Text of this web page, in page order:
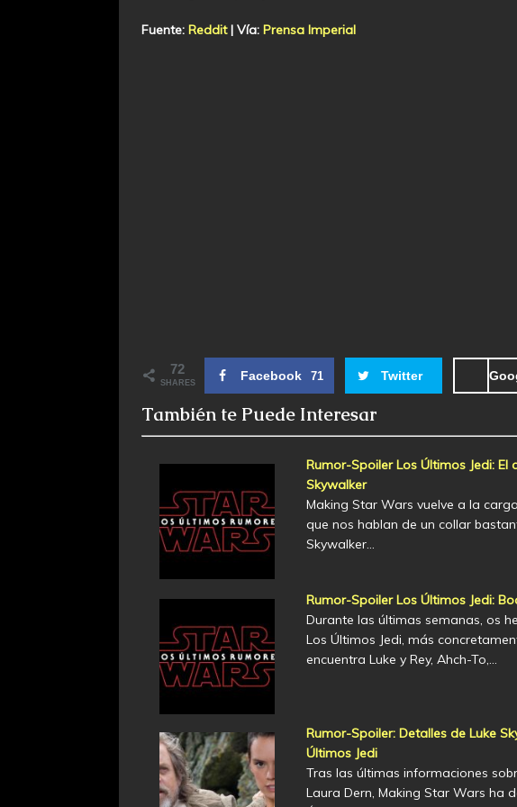
Fuente: Reddit| Vía: Prensa Imperial
72
SHARES Facebook 71 Twitter
También te Puede Interesar
Rumor-Spoiler Los Últimos Jedi: El
Skywalker
Making Star Wars vuelve a la
que nos hablan de un collar
Skywalker…
Rumor-Spoiler Los Últimos Jedi:
Durante las últimas semanas, os
Los Últimos Jedi, más
encuentra Luke y Rey, Ahch-To,…
Rumor-Spoiler: Detalles de Luke
Últimos Jedi
Tras las últimas informaciones
Laura Dern, Making Star Wars ha